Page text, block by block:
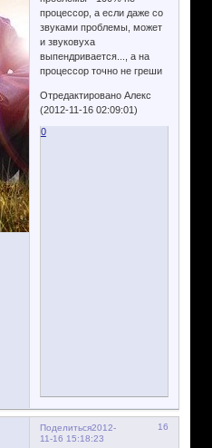
процессор, а если даже со
звуками проблемы, может
и звуковуха
выпендривается..., а на
процессор точно не греши
Отредактировано Алекс
(2012-11-16 02:09:01)
0
Поделиться 16
2012-
11-16 15:18:23